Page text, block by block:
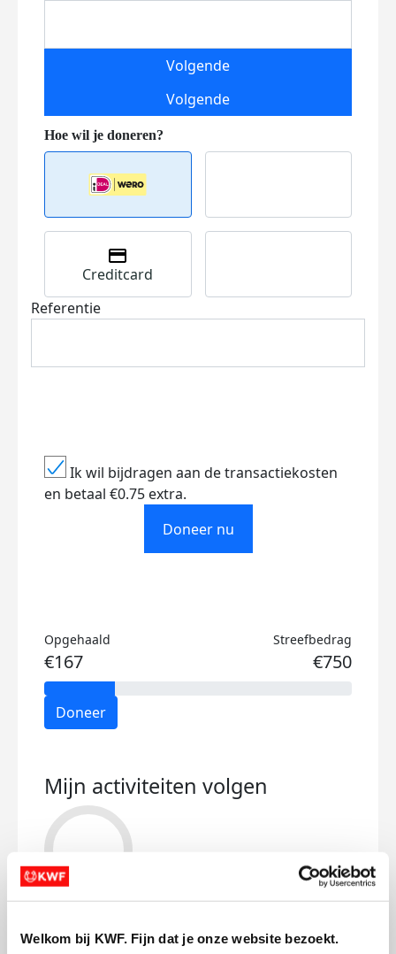
Welkom bij KWF. Fijn dat je onze website bezoekt.
Volgende
Volgende
Creditcard
Referentie
Ik wil bijdragen aan de transactiekosten
en betaal €0.75 extra.
Doneer nu
Opgehaald
€167
Streefbedrag
€750
Doneer
Mijn activiteiten volgen
kms